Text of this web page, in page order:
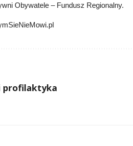
Obywatele – Fundusz Regionalny.
profilaktyka